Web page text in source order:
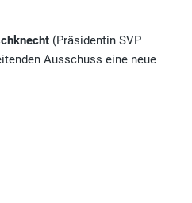
(Präsidentin SVP
Ausschuss eine neue